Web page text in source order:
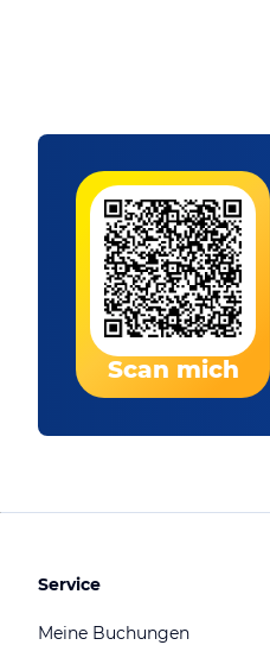
Scan mich
Service
Meine Buchungen